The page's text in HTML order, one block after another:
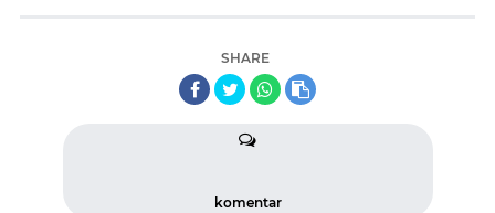
SHARE
komentar